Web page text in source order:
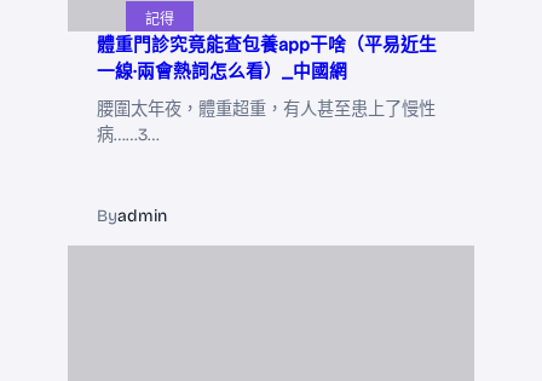
記得
體重門診究竟能查包養app干啥（平易近生
一線·兩會熱詞怎么看）_中國網
腰圍太年夜，體重超重，有人甚至患上了慢性
病……3…
Byadmin